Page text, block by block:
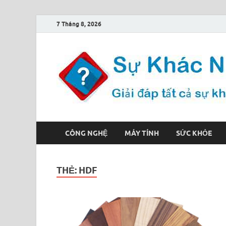
7 Tháng 8, 2026
CÔNG NGHỆ MÁY TÍNH SỨC KHỎE
THẺ: HDF